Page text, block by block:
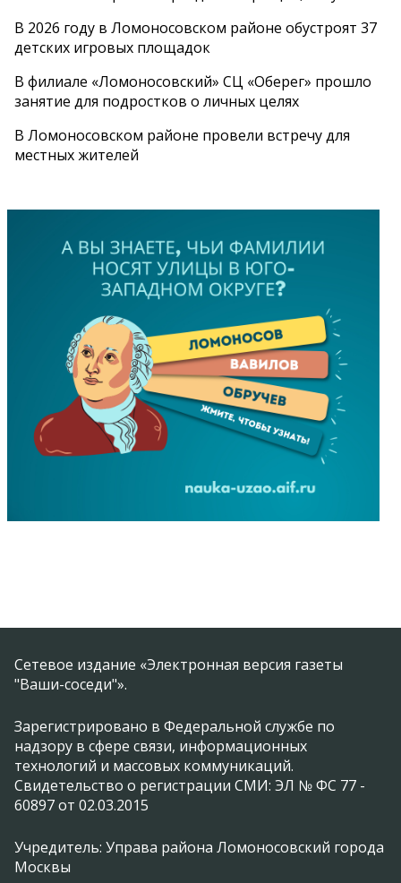
В 2026 году в Ломоносовском районе обустроят 37
детских игровых площадок
В филиале «Ломоносовский» СЦ «Оберег» прошло
занятие для подростков о личных целях
В Ломоносовском районе провели встречу для
местных жителей
Сетевое издание «Электронная версия газеты
"Ваши-соседи"».
Зарегистрировано в Федеральной службе по
надзору в сфере связи, информационных
технологий и массовых коммуникаций.
Свидетельство о регистрации СМИ: ЭЛ № ФС 77 -
60897 от 02.03.2015
Учредитель: Управа района Ломоносовский города
Москвы